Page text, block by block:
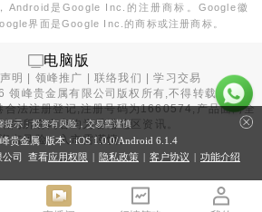
Android是Google Inc.的注册商标。Google徽
界面是Google Inc.的商标或注册商标。
电脑版
明 | 领峰推广 |联络我们 |学习交易
领峰贵金属有限公司版权所有,不得转载
合法注册登记,注册号码为1660574,产品面向全
内所有内容均为香港地区资讯。
有风险，入市需谨慎。
提示：投资有风险，交易需谨慎
贵金属 版本：iOS 1.0.0/Android 6.1.4
公司 查看应用权限 | 隐私政策 | 客户协议 | 功能介绍